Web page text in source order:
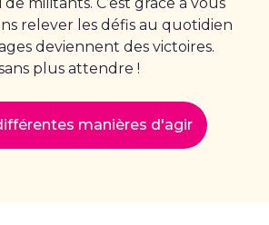
relever les défis au quotidien
deviennent des victoires.
plus attendre !
manières d'agir